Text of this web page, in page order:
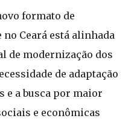
formato de
Ceará está alinhada
de modernização dos
de adaptação
e a busca por maior
e econômicas